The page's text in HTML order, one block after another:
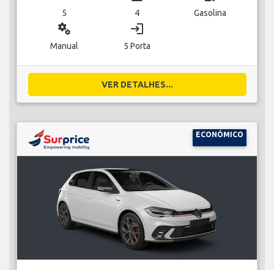
5 4 Gasolina
miscellaneous_services
Manual
login
5 Porta
VER DETALHES...
ECONÓMICO